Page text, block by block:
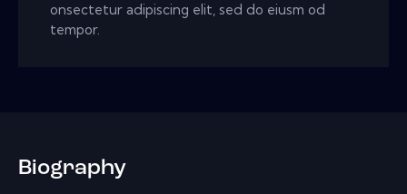
onsectetur adipiscing elit, sed do eiusm od
tempor.
Biography